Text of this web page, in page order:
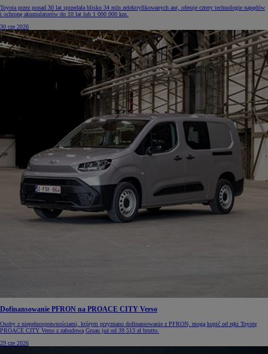
Toyota przez ponad 30 lat sprzedała blisko 34 mln zelektryfikowanych aut, oferuje cztery technologie napędów
i ochronę akumulatorów do 10 lat lub 1 000 000 km.
30 cze 2026
Dofinansowanie PFRON na PROACE CITY Verso
Osoby z niepełnosprawnościami, którym przyznano dofinansowanie z PFRON, mogą kupić od ręki Toyotę
PROACE CITY Verso z zabudową Gruau już od 39 513 zł brutto.
29 cze 2026